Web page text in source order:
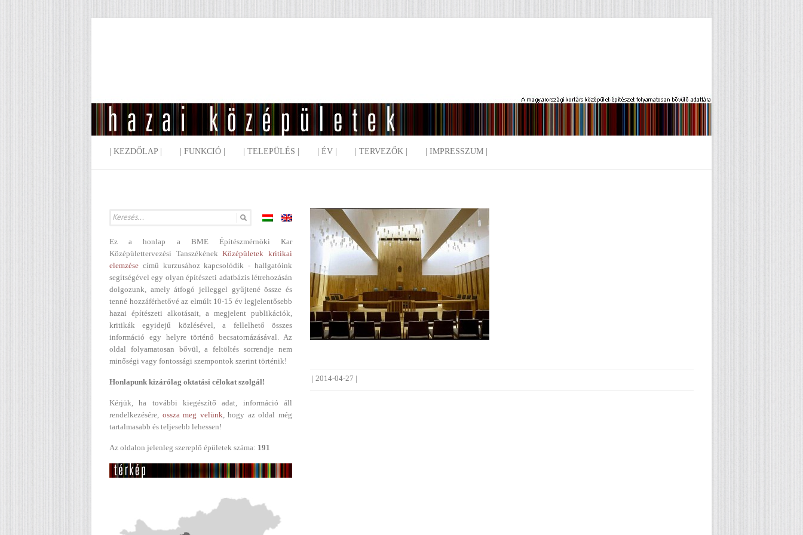
| KEZDŐLAP | | FUNKCIÓ | | TELEPÜLÉS | | ÉV | | TERVEZŐK | | IMPRESSZUM |
|2014-04-27 |
Ez a honlap a BME Építészmérnöki Kar
Középülettervezési TanszékénekKözépületek kritikai
elemzése című kurzusához kapcsolódik - hallgatóink
segítségével egy olyan építészeti adatbázis létrehozásán
dolgozunk, amely átfogó jelleggel gyűjtené össze és
tenné hozzáférhetővé az elmúlt 10-15 év legjelentősebb
hazai építészeti alkotásait, a megjelent publikációk,
kritikák egyidejű közlésével, a fellelhető összes
információ egy helyre történő becsatornázásával. Az
oldal folyamatosan bővül, a feltöltés sorrendje nem
minőségi vagy fontossági szempontok szerint történik!
Honlapunk kizárólag oktatási célokat szolgál!
Kérjük, ha további kiegészítő adat, információ áll
rendelkezésére, ossza meg velünk, hogy az oldal még
tartalmasabb és teljesebb lehessen!
Az oldalon jelenleg szereplő épületek száma: 191